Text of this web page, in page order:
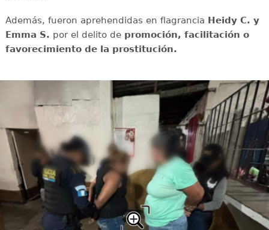
Además, fueron aprehendidas en flagrancia Heidy C. y
Emma S. por el delito de promoción, facilitación o
favorecimiento de la prostitución.